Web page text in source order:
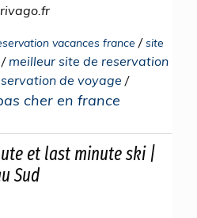
vacances france /site
meilleur site de reservation
de voyage /
cher en france
et last minute ski |
Sud